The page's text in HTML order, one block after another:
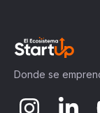
Donde se